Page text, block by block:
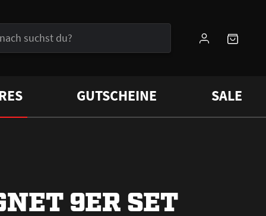
GUTSCHEINE SALE
9ER SET